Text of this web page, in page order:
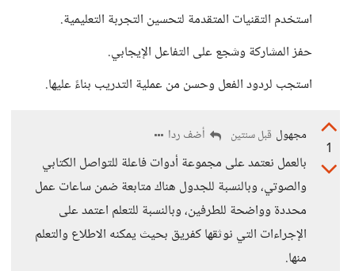
استخدم التقنيات المتقدمة لتحسين التجربة التعليمية.
حفز المشاركة وشجع على التفاعل الإيجابي.
استجب لردود الفعل وحسن من عملية التدريب بناءً عليها.
1
مجهول قبل سنتين أضف ردا
بالعمل نعتمد على مجموعة أدوات فاعلة للتواصل الكتابي
والصوتي، وبالنسبة للجدول هناك متابعة ضمن ساعات عمل
محددة وواضحة للطرفين، وبالنسبة للتعلم اعتمد على
الإجراءات التي نوثقها كفريق بحيث يمكنه الاطلاع والتعلم
منها.